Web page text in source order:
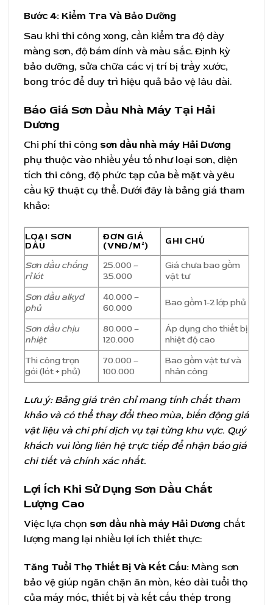
Bước 4: Kiểm Tra Và Bảo Dưỡng
Sau khi thi công xong, cần kiểm tra độ dày
màng sơn, độ bám dính và màu sắc. Định kỳ
bảo dưỡng, sửa chữa các vị trí bị trầy xước,
bong tróc để duy trì hiệu quả bảo vệ lâu dài.
Báo Giá Sơn Dầu Nhà Máy Tại Hải
Dương
Chi phí thi công sơn dầu nhà máy Hải Dương
phụ thuộc vào nhiều yếu tố như loại sơn, diện
tích thi công, độ phức tạp của bề mặt và yêu
cầu kỹ thuật cụ thể. Dưới đây là bảng giá tham
khảo:
LOẠI SƠN
DẦU
ĐƠN GIÁ
(VNĐ/M²)
GHI CHÚ
Sơn dầu chống
rỉ lót
25.000 –
35.000
Giá chưa bao gồm
vật tư
Sơn dầu alkyd
phủ
40.000 –
60.000
Bao gồm 1-2 lớp phủ
Sơn dầu chịu
nhiệt
80.000 –
120.000
Áp dụng cho thiết bị
nhiệt độ cao
Thi công trọn
gói (lót + phủ)
70.000 –
100.000
Bao gồm vật tư và
nhân công
Lưu ý: Bảng giá trên chỉ mang tính chất tham
khảo và có thể thay đổi theo mùa, biến động giá
vật liệu và chi phí dịch vụ tại từng khu vực. Quý
khách vui lòng liên hệ trực tiếp để nhận báo giá
chi tiết và chính xác nhất.
Lợi Ích Khi Sử Dụng Sơn Dầu Chất
Lượng Cao
Việc lựa chọn sơn dầu nhà máy Hải Dương chất
lượng mang lại nhiều lợi ích thiết thực:
Tăng Tuổi Thọ Thiết Bị Và Kết Cấu: Màng sơn
bảo vệ giúp ngăn chặn ăn mòn, kéo dài tuổi thọ
của máy móc, thiết bị và kết cấu thép trong